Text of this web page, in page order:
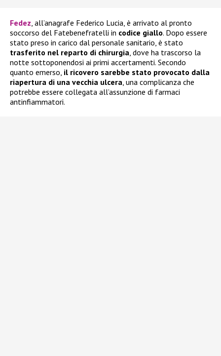
Fedez , all’anagrafe Federico Lucia, è arrivato al pronto
soccorso del Fatebenefratelli in codice giallo. Dopo essere
stato preso in carico dal personale sanitario, è stato
trasferito nel reparto di chirurgia , dove ha trascorso la
notte sottoponendosi ai primi accertamenti. Secondo
quanto emerso, il ricovero sarebbe stato provocato dalla
riapertura di una vecchia ulcera , una complicanza che
potrebbe essere collegata all’assunzione di farmaci
antinfiammatori.